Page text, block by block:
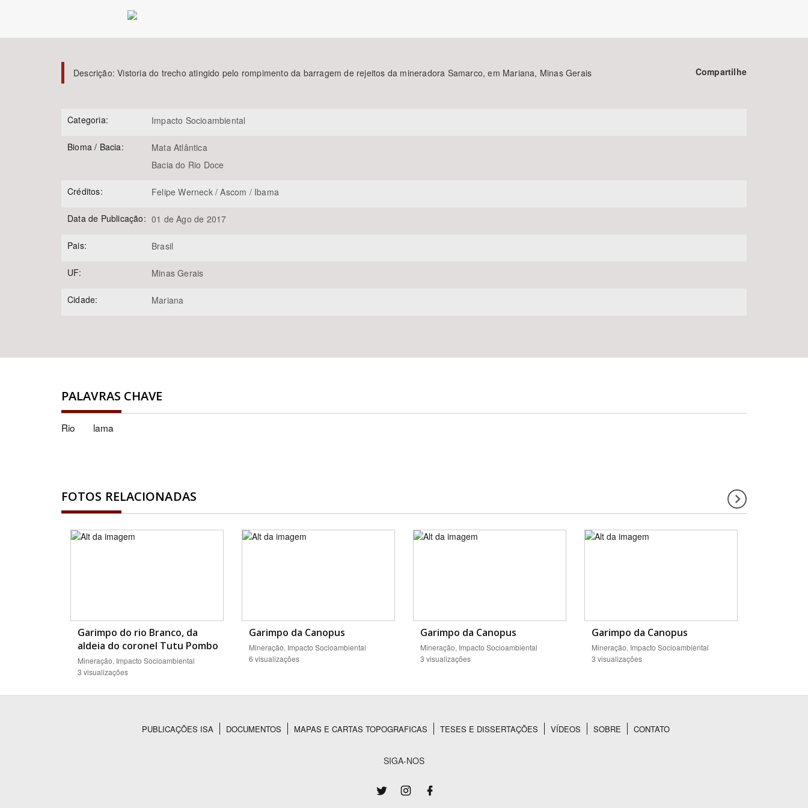
Descrição:Vistoria do trecho atingido pelo rompimento da barragem de rejeitos da mineradora Samarco, em Mariana, Minas Gerais Compartilhe
Categoria: Impacto Socioambiental
Bioma / Bacia:
Mata Atlântica
Bacia do Rio Doce
Créditos: Felipe Werneck / Ascom / Ibama
Data de Publicação: 01 de Ago de 2017
Pais: Brasil
UF: Minas Gerais
Cidade: Mariana
PALAVRAS CHAVE
Rio lama
FOTOS RELACIONADAS
Garimpo do rio Branco, da
aldeia do coronel Tutu Pombo
Mineração, Impacto Socioambiental
3 visualizações
Garimpo da Canopus
Mineração, Impacto Socioambiental
6 visualizações
Garimpo da Canopus
Mineração, Impacto Socioambiental
3 visualizações
Garimpo da Canopus
Mineração, Impacto Socioambiental
3 visualizações
PUBLICAÇÕES ISA DOCUMENTOS MAPAS E CARTAS TOPOGRAFICAS TESES E DISSERTAÇÕES VÍDEOS SOBRE CONTATO
SIGA-NOS